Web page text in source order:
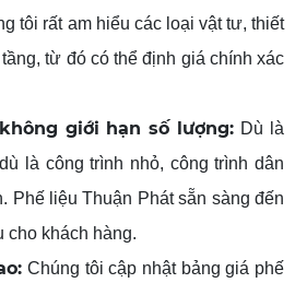
tôi rất am hiểu các loại vật tư, thiết
từ đó có thể định giá chính xác
giới hạn số lượng: Dù là
là công trình nhỏ, công trình dân
Phế liệu Thuận Phát sẵn sàng đến
cho khách hàng.
Chúng tôi cập nhật bảng giá phế